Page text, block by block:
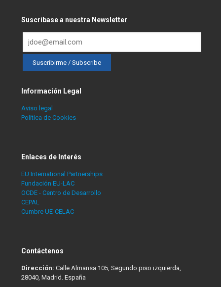
Suscríbase a nuestra Newsletter
Información Legal
Aviso legal
Política de Cookies
Enlaces de Interés
EU International Partnerships
Fundación EU-LAC
OCDE - Centro de Desarrollo
CEPAL
Cumbre UE-CELAC
Contáctenos
Dirección: Calle Almansa 105, Segundo piso izquierda,
28040, Madrid. España